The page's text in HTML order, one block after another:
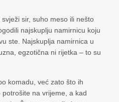
sir, suho meso ili nešto
najskuplju namirnicu koju
ste. Najskuplja namirnica u
egzotična ni rijetka – to su
komadu, već zato što ih
na vrijeme, a kad